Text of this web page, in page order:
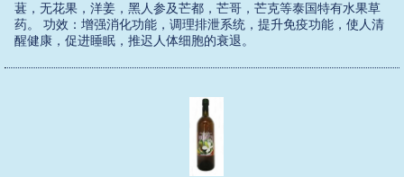
葚，无花果，洋姜，黑人参及芒都，芒哥，芒克等泰国特有水果草
药。 功效：增强消化功能，调理排泄系统，提升免疫功能，使人清
醒健康，促进睡眠，推迟人体细胞的衰退。